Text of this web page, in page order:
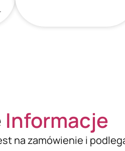
Informacje
na zamówienie i